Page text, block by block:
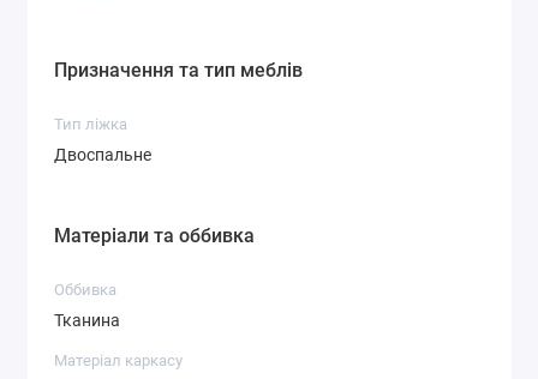
Призначення та тип меблів
Тип ліжка
Двоспальне
Матеріали та оббивка
Оббивка
Тканина
Матеріал каркасу